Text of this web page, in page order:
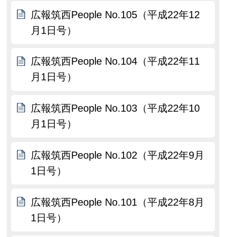
広報筑西People No.105（平成22年12
月1日号）
広報筑西People No.104（平成22年11
月1日号）
広報筑西People No.103（平成22年10
月1日号）
広報筑西People No.102（平成22年9月
1日号）
広報筑西People No.101（平成22年8月
1日号）